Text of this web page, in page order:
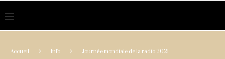
Accueil Info Journée mondiale de la radio 2021